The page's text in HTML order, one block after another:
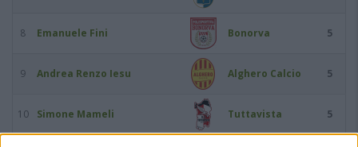
8 Emanuele Fini Bonorva 5
9 Andrea Renzo Iesu Alghero Calcio 5
10 Simone Mameli Tuttavista 5